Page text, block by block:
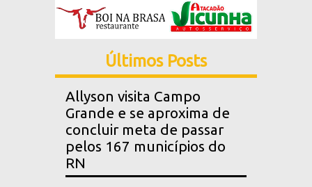
Últimos Posts
Allyson visita Campo
Grande e se aproxima de
concluir meta de passar
pelos 167 municípios do
RN